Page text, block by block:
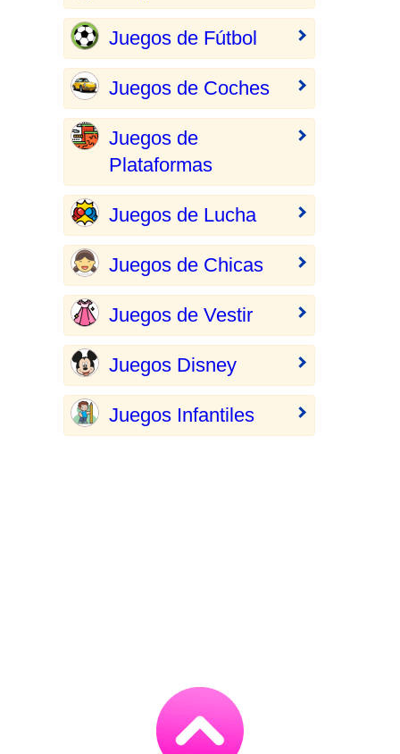
Juegos de Fútbol
Juegos de Coches
Juegos de
Plataformas
Juegos de Lucha
Juegos de Chicas
Juegos de Vestir
Juegos Disney
Juegos Infantiles